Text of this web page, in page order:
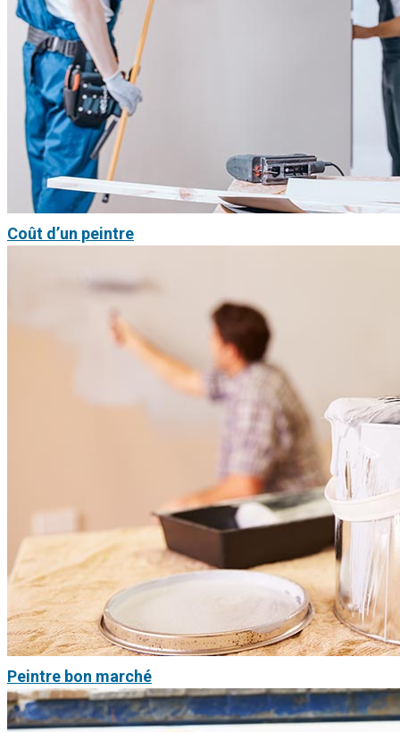
Coût d’un peintre
Peintre bon marché